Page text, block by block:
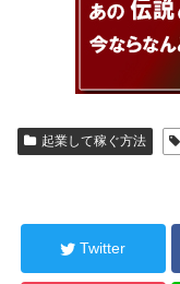
起業して稼ぐ方法
Twitter